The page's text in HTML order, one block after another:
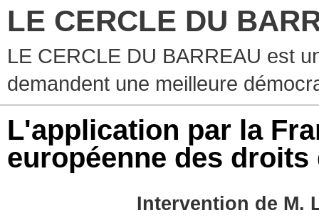
LE CERCLE DU
LE CERCLE DU BARREAU est
demandent une meilleure
L'application par la
européenne des
Intervention de M.